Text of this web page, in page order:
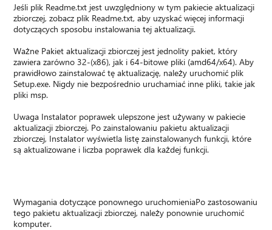
Jeśli plik Readme.txt jest uwzględniony w tym pakiecie aktualizacji
zbiorczej, zobacz plik Readme.txt, aby uzyskać więcej informacji
dotyczących sposobu instalowania tej aktualizacji.
Ważne Pakiet aktualizacji zbiorczej jest jednolity pakiet, który
zawiera zarówno 32-(x86), jak i 64-bitowe pliki (amd64/x64). Aby
prawidłowo zainstalować tę aktualizację, należy uruchomić plik
Setup.exe. Nigdy nie bezpośrednio uruchamiać inne pliki, takie jak
pliki msp.
Uwaga Instalator poprawek ulepszone jest używany w pakiecie
aktualizacji zbiorczej. Po zainstalowaniu pakietu aktualizacji
zbiorczej, Instalator wyświetla listę zainstalowanych funkcji, które
są aktualizowane i liczba poprawek dla każdej funkcji.
Wymagania dotyczące ponownego uruchomieniaPo zastosowaniu
tego pakietu aktualizacji zbiorczej, należy ponownie uruchomić
komputer.